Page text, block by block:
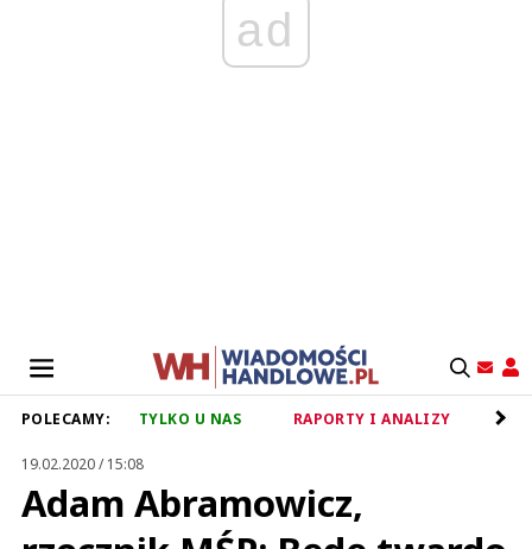
ad
POLECAMY: TYLKO U NAS RAPORTY I ANALIZY
19.02.2020 / 15:08
Adam Abramowicz,